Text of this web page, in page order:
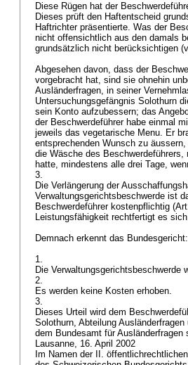
Diese Rügen hat der
Dieses prüft den Haftentscheid
Haftrichter präsentierte. Was der
nicht offensichtlich aus den damals
grundsätzlich nicht berücksichtigen
Abgesehen davon, dass der
vorgebracht hat, sind sie ohnehin
Ausländerfragen, in seiner
Untersuchungsgefängnis Solothurn
sein Konto aufzubessern; das
der Beschwerdeführer habe einmal
jeweils das vegetarische Menu. Er
entsprechenden Wunsch zu
die Wäsche des
hatte, mindestens alle drei Tage,
3.
Die Verlängerung der
Verwaltungsgerichtsbeschwerde ist
Beschwerdeführer kostenpflichtig (
Leistungsfähigkeit rechtfertigt es
Demnach erkennt das Bundesgericht:
1.
Die Verwaltungsgerichtsbeschwerde
2.
Es werden keine Kosten erhoben.
3.
Dieses Urteil wird dem
Solothurn, Abteilung
dem Bundesamt für
Lausanne, 16. April 2002
Im Namen der II.